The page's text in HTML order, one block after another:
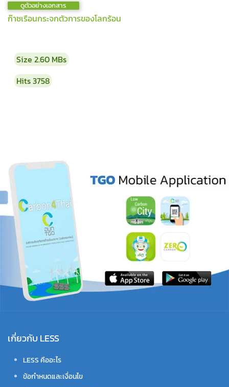
ดูตัวอย่างเอกสาร
ก๊าซเรือนกระจกตัวการของโลกร้อน
Size 2.60 MBs
Hits3758
เกี่ยวกับ LESS
LESS คืออะไร
ข้อกำหนดและเงื่อนไข